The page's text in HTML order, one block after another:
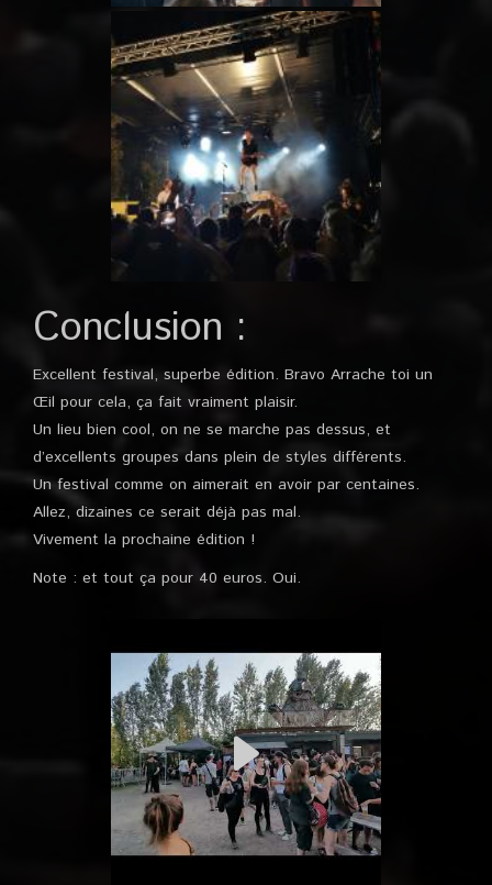
Conclusion :
Excellent festival, superbe édition. Bravo Arrache toi un
Œil pour cela, ça fait vraiment plaisir.
Un lieu bien cool, on ne se marche pas dessus, et
d’excellents groupes dans plein de styles différents.
Un festival comme on aimerait en avoir par centaines.
Allez, dizaines ce serait déjà pas mal.
Vivement la prochaine édition !
Note : et tout ça pour 40 euros. Oui.